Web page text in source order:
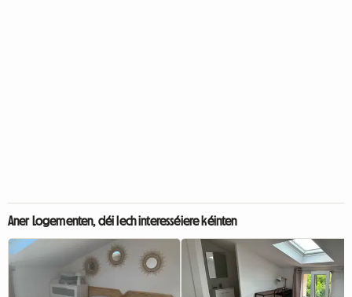
Aner Logementen, déi Iech interesséiere kéinten